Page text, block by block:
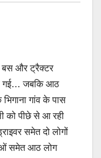
बस और ट्रैक्टर
गई… जबकि आठ
गांव के पास
को पीछे से आ रही
समेत दो लोगों
समेत आठ लोग